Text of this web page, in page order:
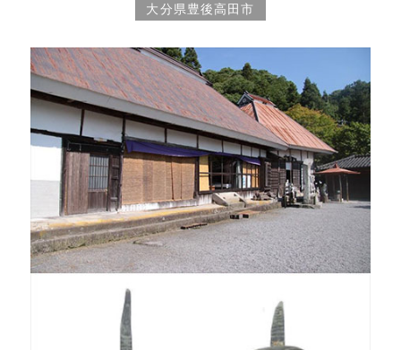
大分県豊後高田市